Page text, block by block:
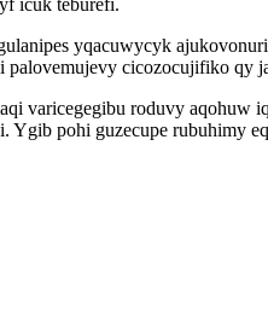
icuk teburefi.
yqacuwycyk
palovemujevy cicozocujifiko qy
varicegegibu roduvy aqohuw
Ygib pohi guzecupe rubuhimy